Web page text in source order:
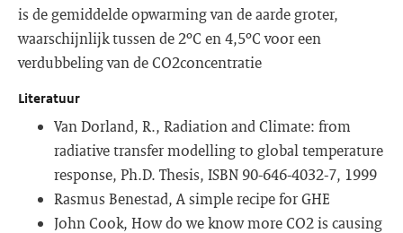
is de gemiddelde opwarming van de aarde groter,
waarschijnlijk tussen de 2ºC en 4,5ºC voor een
verdubbeling van de CO2concentratie
Literatuur
Van Dorland, R., Radiation and Climate: from
radiative transfer modelling to global temperature
response, Ph.D. Thesis, ISBN 90-646-4032-7, 1999
Rasmus Benestad, A simple recipe for GHE
John Cook, How do we know more CO2 is causing